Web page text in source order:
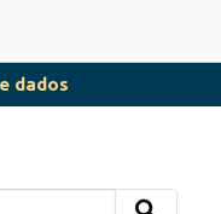
dados